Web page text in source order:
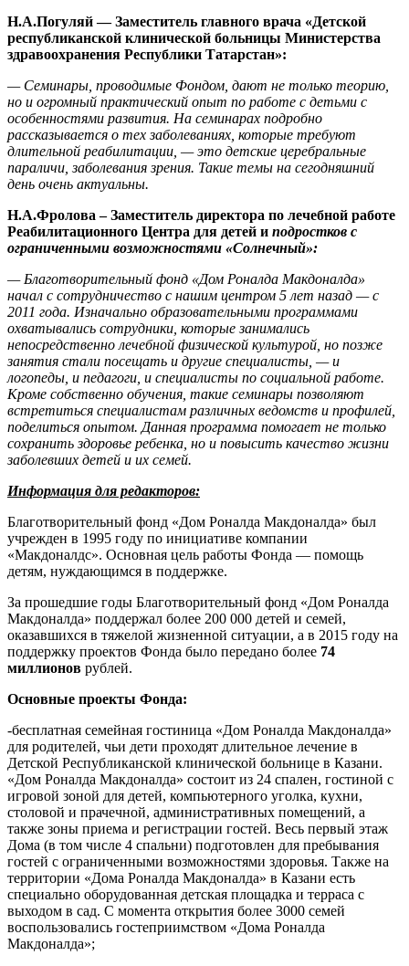
Н.А.Погуляй — Заместитель главного врача «Детской
республиканской клинической больницы Министерства
здравоохранения Республики Татарстан»:
— Семинары, проводимые Фондом, дают не только теорию,
но и огромный практический опыт по работе с детьми с
особенностями развития. На семинарах подробно
рассказывается о тех заболеваниях, которые требуют
длительной реабилитации, — это детские церебральные
параличи, заболевания зрения. Такие темы на сегодняшний
день очень актуальны.
Н.А.Фролова – Заместитель директора по лечебной работе
Реабилитационного Центра для детей и подростков с
ограниченными возможностями «Солнечный»:
— Благотворительный фонд «Дом Роналда Макдоналда»
начал с сотрудничество с нашим центром 5 лет назад — с
2011 года. Изначально образовательными программами
охватывались сотрудники, которые занимались
непосредственно лечебной физической культурой, но позже
занятия стали посещать и другие специалисты, — и
логопеды, и педагоги, и специалисты по социальной работе.
Кроме собственно обучения, такие семинары позволяют
встретиться специалистам различных ведомств и профилей,
поделиться опытом. Данная программа помогает не только
сохранитьздоровье ребенка, но и повысить качество жизни
заболевших детей и их семей.
Информация для редакторов:
Благотворительный фонд «Дом Роналда Макдоналда» был
учрежден в 1995 году по инициативе компании
«Макдоналдс». Основная цель работы Фонда — помощь
детям, нуждающимся в поддержке.
За прошедшие годы Благотворительный фонд «Дом Роналда
Макдоналда» поддержал более 200 000 детей и семей,
оказавшихся в тяжелой жизненной ситуации, а в 2015 году на
поддержку проектов Фонда было передано более 74
миллионов рублей.
Основные проекты Фонда:
-бесплатная семейная гостиница «Дом Роналда Макдоналда»
для родителей, чьи дети проходят длительное лечение в
Детской Республиканской клинической больнице в Казани.
«Дом Роналда Макдоналда» состоит из 24 спален, гостиной с
игровой зоной для детей, компьютерного уголка, кухни,
столовой и прачечной, административных помещений, а
также зоны приема и регистрации гостей. Весь первый этаж
Дома (в том числе 4 спальни) подготовлен для пребывания
гостей с ограниченными возможностями здоровья. Также на
территории «Дома Роналда Макдоналда» в Казани есть
специально оборудованная детская площадка и терраса с
выходом в сад. С момента открытия более 3000 семей
воспользовались гостеприимством «Дома Роналда
Макдоналда»;